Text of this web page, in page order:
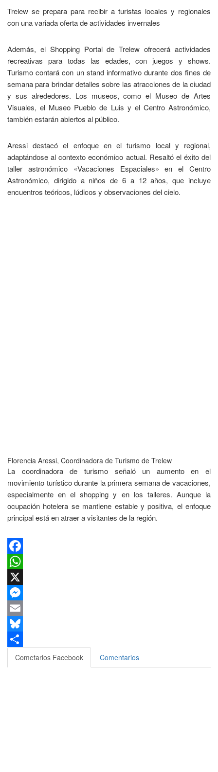
Trelew se prepara para recibir a turistas locales y regionales
con una variada oferta de actividades invernales
Además, el Shopping Portal de Trelew ofrecerá actividades
recreativas para todas las edades, con juegos y shows.
Turismo contará con un stand informativo durante dos fines de
semana para brindar detalles sobre las atracciones de la ciudad
y sus alrededores. Los museos, como el Museo de Artes
Visuales, el Museo Pueblo de Luis y el Centro Astronómico,
también estarán abiertos al público.
Aressi destacó el enfoque en el turismo local y regional,
adaptándose al contexto económico actual. Resaltó el éxito del
taller astronómico «Vacaciones Espaciales» en el Centro
Astronómico, dirigido a niños de 6 a 12 años, que incluye
encuentros teóricos, lúdicos y observaciones del cielo.
Florencia Aressi, Coordinadora de Turismo de Trelew
La coordinadora de turismo señaló un aumento en el
movimiento turístico durante la primera semana de vacaciones,
especialmente en el shopping y en los talleres. Aunque la
ocupación hotelera se mantiene estable y positiva, el enfoque
principal está en atraer a visitantes de la región.
Facebook
WhatsApp
X
Messenger
Email
Bluesky
Compartir
Cometarios Facebook Comentarios